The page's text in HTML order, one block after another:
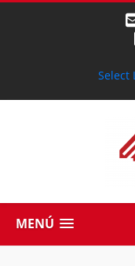
Select
MENÚ